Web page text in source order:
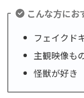
こんな方にお
フェイクド
主観映像も
怪獣が好き